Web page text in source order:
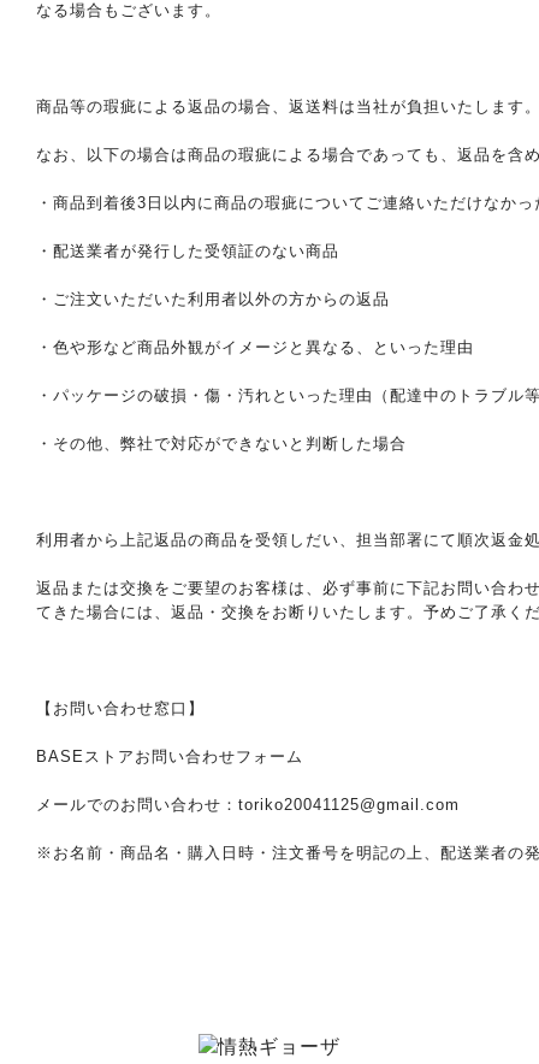
なる場合もございます。
商品等の瑕疵による返品の場合、返送料は当社が負担いたします
なお、以下の場合は商品の瑕疵による場合であっても、返品を含
・商品到着後3日以内に商品の瑕疵についてご連絡いただけなかっ
・配送業者が発行した受領証のない商品
・ご注文いただいた利用者以外の方からの返品
・色や形など商品外観がイメージと異なる、といった理由
・パッケージの破損・傷・汚れといった理由（配達中のトラブル
・その他、弊社で対応ができないと判断した場合
利用者から上記返品の商品を受領しだい、担当部署にて順次返金
返品または交換をご要望のお客様は、必ず事前に下記お問い合
てきた場合には、返品・交換をお断りいたします。予めご了承く
【お問い合わせ窓口】
BASEストアお問い合わせフォーム
メールでのお問い合わせ： toriko20041125@gmail.com
※お名前・商品名・購入日時・注文番号を明記の上、配送業者の